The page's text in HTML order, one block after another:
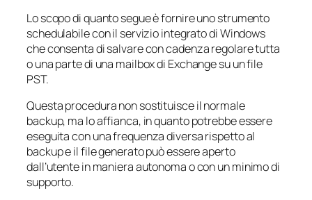
Lo scopo di quanto segue è fornire uno strumento
schedulabile con il servizio integrato di Windows
che consenta di salvare con cadenza regolare tutta
o una parte di una mailbox di Exchange su un file
PST.
Questa procedura non sostituisce il normale
backup, ma lo affianca, in quanto potrebbe essere
eseguita con una frequenza diversa rispetto al
backup e il file generato può essere aperto
dall’utente in maniera autonoma o con un minimo di
supporto.